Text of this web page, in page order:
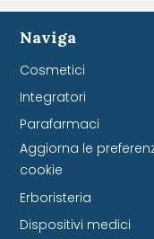
Naviga
Cosmetici
Integratori
Parafarmaci
Aggiorna le
cookie
Erboristeria
Dispositivi medici